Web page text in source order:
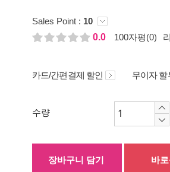
Sales Point : 10
0.0
100자평(0)
카드/간편결제 할인 무이자 할
수량
장바구니 담기 바